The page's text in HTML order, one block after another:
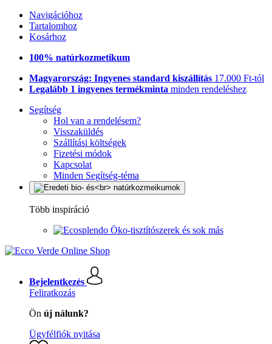
Navigációhoz
Tartalomhoz
Kosárhoz
100% natúrkozmetikum
Magyarország: Ingyenes standard kiszállítás 17.000 Ft-tól
Legalább 1 ingyenes termékminta minden rendeléshez
Segítség
Hol van a rendelésem?
Visszaküldés
Szállítási költségek
Fizetési módok
Kapcsolat
Minden Segítség-téma
Több inspiráció
Öko-tisztítószerek és sok más
Bejelentkezés
Feliratkozás
Ön új nálunk?
Ügyfélfiók nyitása